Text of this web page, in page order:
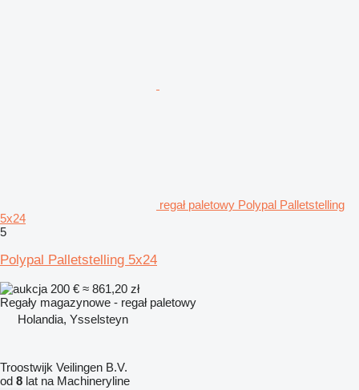
regał paletowy Polypal Palletstelling
5x24
5
Polypal Palletstelling 5x24
200 € ≈ 861,20 zł
Regały magazynowe - regał paletowy
Holandia, Ysselsteyn
Troostwijk Veilingen B.V.
od 8 lat na Machineryline